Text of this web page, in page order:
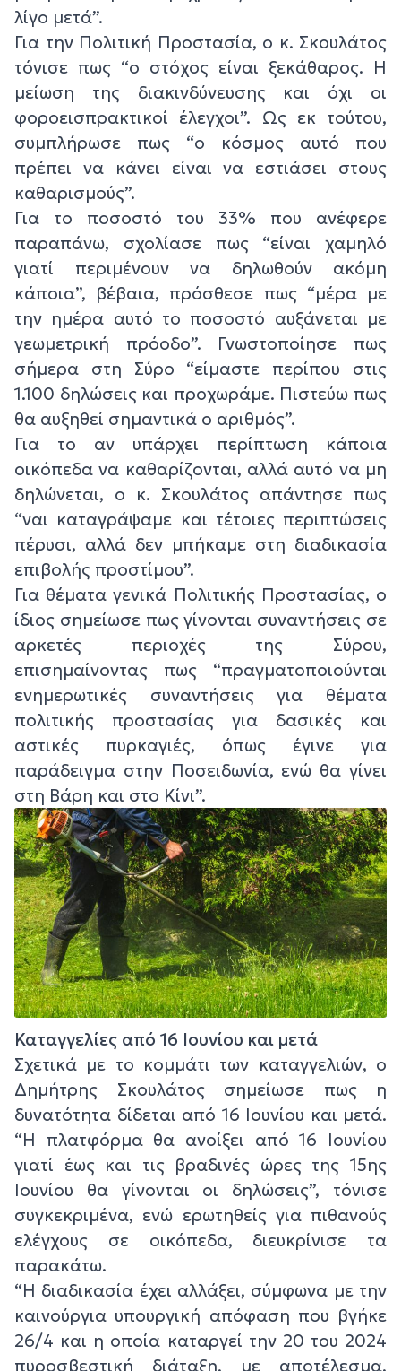
λίγο μετά”.
Για την Πολιτική Προστασία, ο κ. Σκουλάτος
τόνισε πως “ο στόχος είναι ξεκάθαρος. Η
μείωση της διακινδύνευσης και όχι οι
φοροεισπρακτικοί έλεγχοι”. Ως εκ τούτου,
συμπλήρωσε πως “ο κόσμος αυτό που
πρέπει να κάνει είναι να εστιάσει στους
καθαρισμούς”.
Για το ποσοστό του 33% που ανέφερε
παραπάνω, σχολίασε πως “είναι χαμηλό
γιατί περιμένουν να δηλωθούν ακόμη
κάποια”, βέβαια, πρόσθεσε πως “μέρα με
την ημέρα αυτό το ποσοστό αυξάνεται με
γεωμετρική πρόοδο”. Γνωστοποίησε πως
σήμερα στη Σύρο “είμαστε περίπου στις
1.100 δηλώσεις και προχωράμε. Πιστεύω πως
θα αυξηθεί σημαντικά ο αριθμός”.
Για το αν υπάρχει περίπτωση κάποια
οικόπεδα να καθαρίζονται, αλλά αυτό να μη
δηλώνεται, ο κ. Σκουλάτος απάντησε πως
“ναι καταγράψαμε και τέτοιες περιπτώσεις
πέρυσι, αλλά δεν μπήκαμε στη διαδικασία
επιβολής προστίμου”.
Για θέματα γενικά Πολιτικής Προστασίας, ο
ίδιος σημείωσε πως γίνονται συναντήσεις σε
αρκετές περιοχές της Σύρου,
επισημαίνοντας πως “πραγματοποιούνται
ενημερωτικές συναντήσεις για θέματα
πολιτικής προστασίας για δασικές και
αστικές πυρκαγιές, όπως έγινε για
παράδειγμα στην Ποσειδωνία, ενώ θα γίνει
στη Βάρη και στο Κίνι”.
Καταγγελίες από 16 Ιουνίου και μετά
Σχετικά με το κομμάτι των καταγγελιών, ο
Δημήτρης Σκουλάτος σημείωσε πως η
δυνατότητα δίδεται από 16 Ιουνίου και μετά.
“Η πλατφόρμα θα ανοίξει από 16 Ιουνίου
γιατί έως και τις βραδινές ώρες της 15ης
Ιουνίου θα γίνονται οι δηλώσεις”, τόνισε
συγκεκριμένα, ενώ ερωτηθείς για πιθανούς
ελέγχους σε οικόπεδα, διευκρίνισε τα
παρακάτω.
“Η διαδικασία έχει αλλάξει, σύμφωνα με την
καινούργια υπουργική απόφαση που βγήκε
26/4 και η οποία καταργεί την 20 του 2024
πυροσβεστική διάταξη, με αποτέλεσμα,